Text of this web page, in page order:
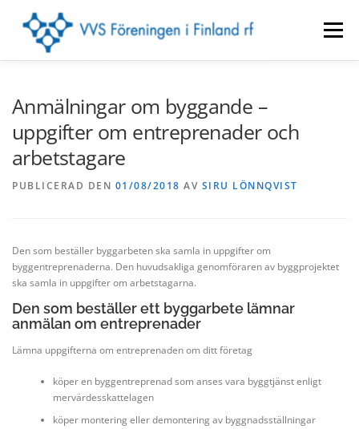
innehåll
Meny
EVENEMANG
IN ENGLISH
Anmälningar om byggande –
uppgifter om entreprenader och
arbetstagare
PUBLICERAD DEN 01/08/2018 AV SIRU LÖNNQVIST
Den som beställer byggarbeten ska samla in uppgifter om
byggentreprenaderna. Den huvudsakliga genomföraren av byggprojektet
ska samla in uppgifter om arbetstagarna.
Den som beställer ett byggarbete lämnar
anmälan om entreprenader
Lämna uppgifterna om entreprenaden om ditt företag
köper en byggentreprenad som anses vara byggtjänst enligt
mervärdesskattelagen
köper montering eller demontering av byggnadsställningar